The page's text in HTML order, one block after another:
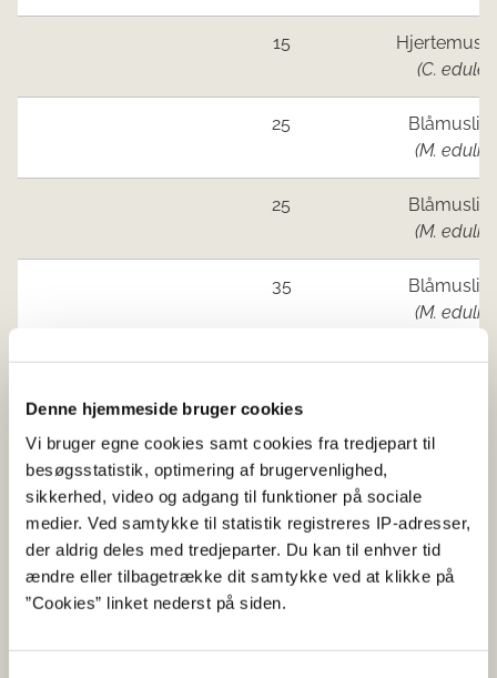
Denne hjemmeside bruger cookies
Vi bruger egne cookies samt cookies fra tredjepart til
besøgsstatistik, optimering af brugervenlighed,
sikkerhed, video og adgang til funktioner på sociale
medier. Ved samtykke til statistik registreres IP-adresser,
der aldrig deles med tredjeparter. Du kan til enhver tid
ændre eller tilbagetrække dit samtykke ved at klikke på
”Cookies” linket nederst på siden.
15
(C. edule)
25
(M. edulis)
25
(M. edulis)
35
(M. edulis)
Limfjorden Øst
Fjord
Ingen åbne områder
Kattegat Nord Ingen åbne områder
Jyllands
østkyst syd for
Djursland og
Fyn
83
(M. edulis)